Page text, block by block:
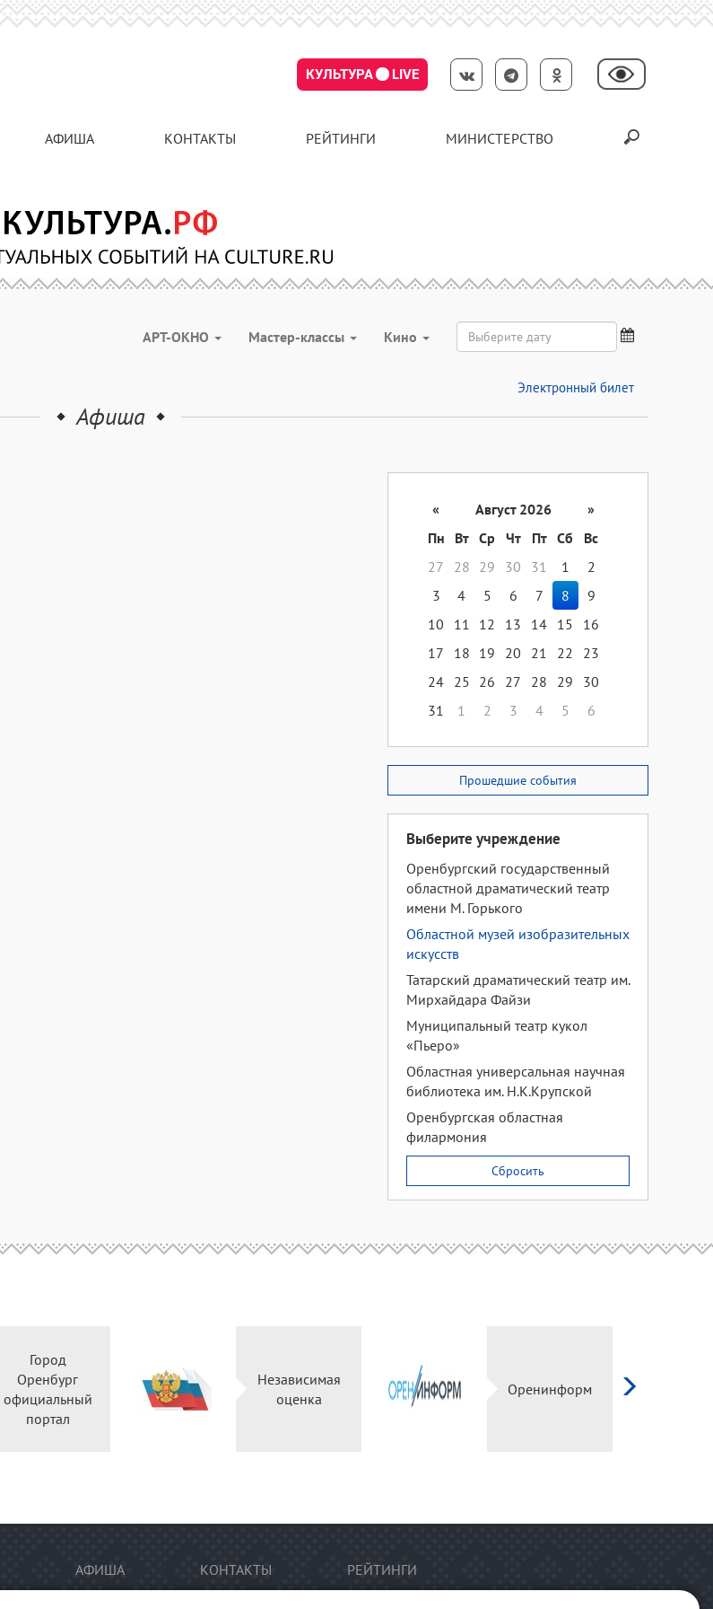
КУЛЬТУРА LIVE
АФИША КОНТАКТЫ РЕЙТИНГИ МИНИСТЕРСТВО
АРТ-ОКНО Мастер-классы Кино
Электронный билет
Афиша
« Август 2026
»
Пн
Вт Ср Чт Пт Сб
Вс
27
28 29 30 31 1
2
3
4 5 6 7 8
9
10
11 12 13 14 15
16
17
18 19 20 21 22
23
24 25 26 27 28 29
30
31
1 2 3 4 5 6
Прошедшие события
Выберите учреждение
Оренбургский государственный
областной драматический театр
имени М. Горького
Областной музей изобразительных
искусств
Татарский драматический театр им.
Мирхайдара Файзи
Муниципальный театр кукол
«Пьеро»
Областная универсальная научная
библиотека им. Н.К.Крупской
Оренбургская областная
филармония
Сбросить
Город
Оренбург
официальный
портал
Независимая
оценка
Оренинформ
АФИША КОНТАКТЫ РЕЙТИНГИ